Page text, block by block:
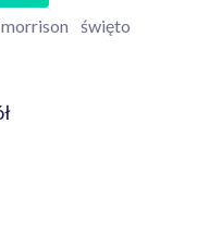
morrison święto